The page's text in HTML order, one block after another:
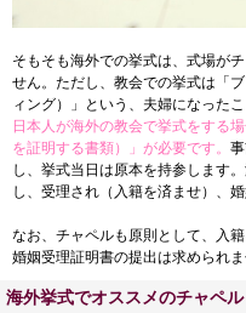
そもそも海外での挙式は、式場が
せん。ただし、教会での挙式は「
ィング）」という、夫婦になった
日本人が海外の教会で挙式をする
を証明する書類）」が必要です。
し、挙式当日は原本を持参します
し、受理され（入籍を済ませ）、
なお、チャペルも原則として、入
婚姻受理証明書の提出は求められま
海外挙式でオススメのチャペ